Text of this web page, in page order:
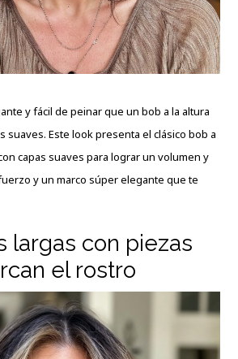
y fácil de peinar que un bob a la altura
suaves. Este look presenta el clásico bob a
capas suaves para lograr un volumen y
y un marco súper elegante que te
largas con piezas
el rostro